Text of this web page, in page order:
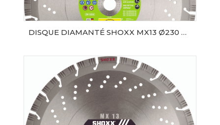
DISQUE DIAMANTÉ SHOXX MX13 Ø230 AL22.2 SAMEDIA
AJOUTER AU PANIER